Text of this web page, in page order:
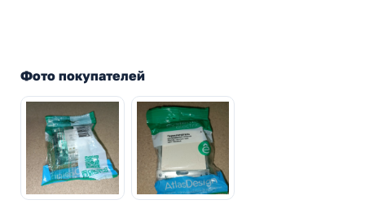
Фото покупателей